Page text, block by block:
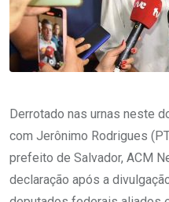
Derrotado nas urnas neste
com Jerônimo Rodrigues
prefeito de Salvador, ACM
declaração após a